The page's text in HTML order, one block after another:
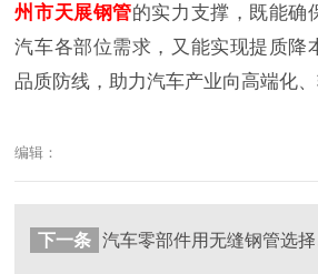
州市天展钢管的实力支撑，既能确
汽车各部位需求，又能实现提质降
品质防线，助力汽车产业向高端化、
编辑：
下一条